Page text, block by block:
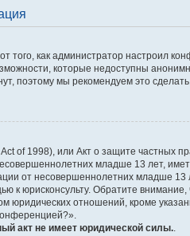
того, как администратор настроил
которые недоступны
поэтому мы рекомендуем это сделать.
of 1998), или Акт о защите частных
младше 13 лет,
от несовершеннолетних младше 13
к юрисконсульту. Обратите
юридических отношений, кроме
акт не имеет юридической силы.